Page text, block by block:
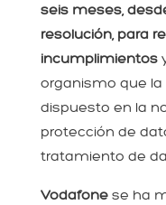
seis meses,
resolución, para
incumplimientos
organismo que
dispuesto en la
protección de
tratamiento de
Vodafonese ha